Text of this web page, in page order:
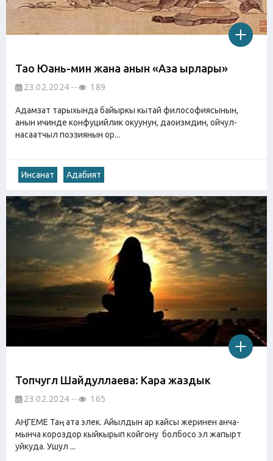
Тао Юань-мин жана анын «Аза ырлары»
23.02.2024 189
Адамзат тарыхында байыркы кытай философиясынын,
анын ичинде конфуцийлик окуунун, даоизмдин, ойчул-
насаатчыл поэзиянын ор...
Инсанат Адабият
Топчугүл Шайдуллаева: Кара жаздык
23.02.2024 165
АҢГЕМЕ Таң ата элек. Айылдын ар кайсы жеринен анча-
мынча короздор кыйкырып койгону болбосо эл жапырт
уйкуда. Ушул ...